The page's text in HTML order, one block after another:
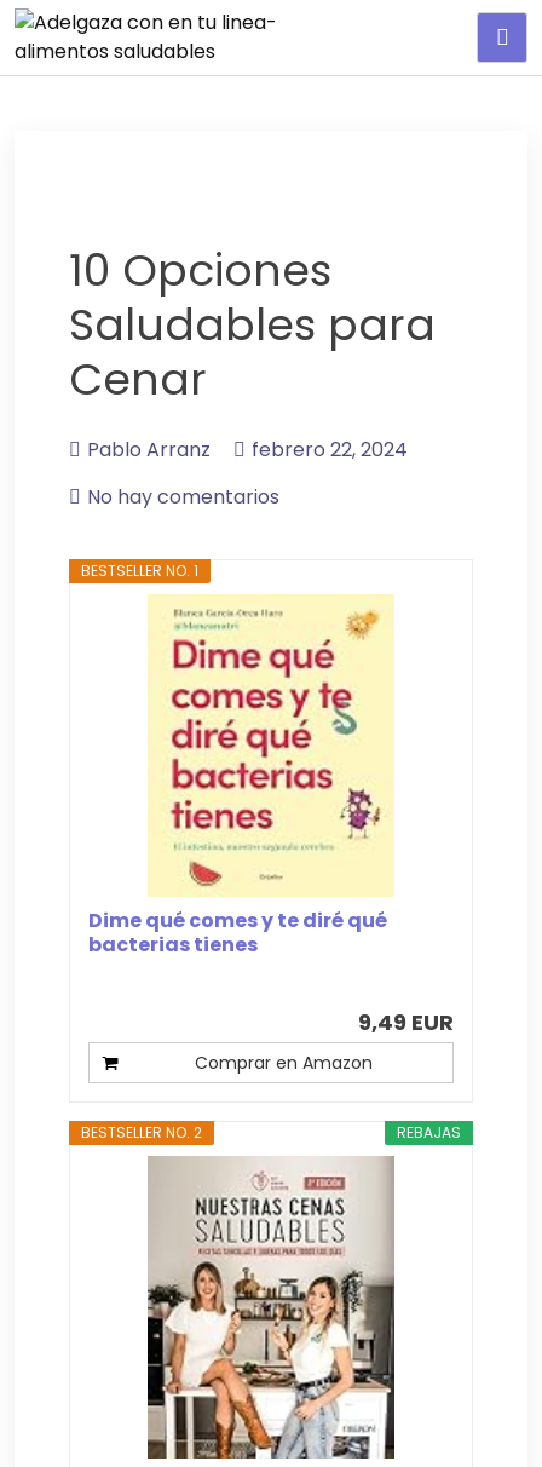
10 Opciones
Saludables para
Cenar
Pablo Arranz
febrero 22, 2024
No hay comentarios
BESTSELLER NO. 1
Dime qué comes y te diré qué
bacterias tienes
9,49 EUR
Comprar en Amazon
REBAJAS
BESTSELLER NO. 2